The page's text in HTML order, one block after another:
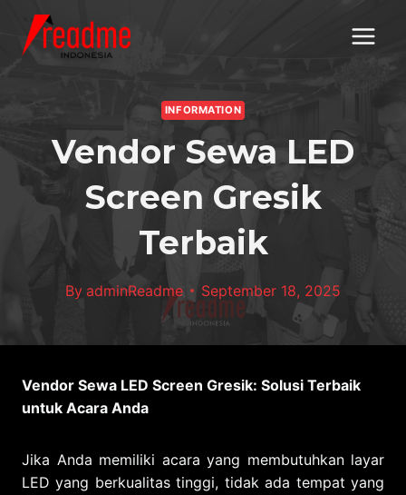
content
INFORMATION
Vendor Sewa LED
Screen Gresik
Terbaik
By adminReadme September 18, 2025
Vendor Sewa LED Screen Gresik: Solusi Terbaik
untuk Acara Anda
Jika Anda memiliki acara yang membutuhkan layar
LED yang berkualitas tinggi, tidak ada tempat yang